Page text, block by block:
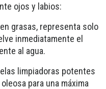
ojos y labios:
grasas, representa solo
inmediatamente el
al agua.
limpiadoras potentes
para una máxima